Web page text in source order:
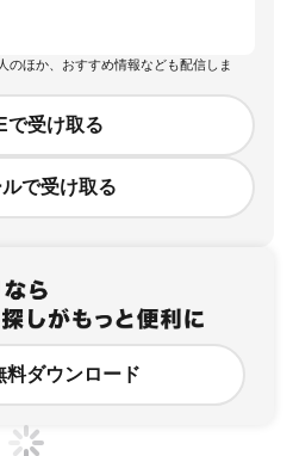
のほか、おすすめ情報なども配信しま
で受け取る
ルで受け取る
料ダウンロード